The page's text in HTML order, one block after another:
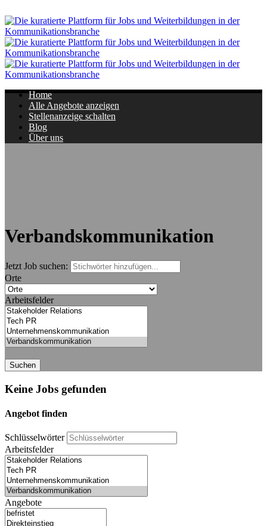
Home
Alle Angebote anzeigen
Stellenanzeige schalten
Blog
Über uns
Verbandskommunikation
Jetzt Job suchen:
Orte
Arbeitsfelder
Suchen
Keine Jobs gefunden
Angebot finden
Schlüsselwörter
Arbeitsfelder
Angebote